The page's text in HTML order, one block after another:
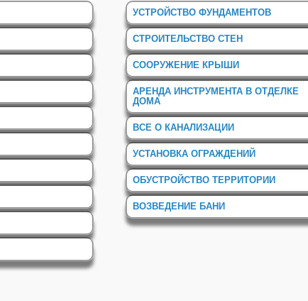
УСТРОЙСТВО ФУНДАМЕНТОВ
СТРОИТЕЛЬСТВО СТЕН
СООРУЖЕНИЕ КРЫШИ
АРЕНДА ИНСТРУМЕНТА В ОТДЕЛКЕ
ДОМА
ВСЕ О КАНАЛИЗАЦИИ
УСТАНОВКА ОГРАЖДЕНИЙ
ОБУСТРОЙСТВО ТЕРРИТОРИИ
ВОЗВЕДЕНИЕ БАНИ